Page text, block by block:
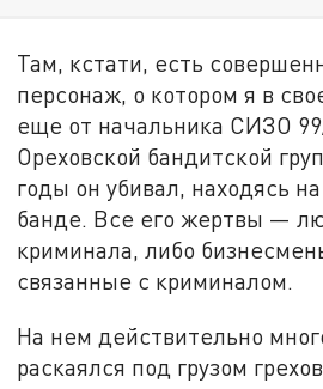
Там, кстати, есть
персонаж, о котором я в
еще от начальника СИЗО
Ореховской бандитской
годы он убивал, находясь
банде. Все его жертвы —
криминала, либо
связанные с криминалом.
На нем действительно
раскаялся под грузом